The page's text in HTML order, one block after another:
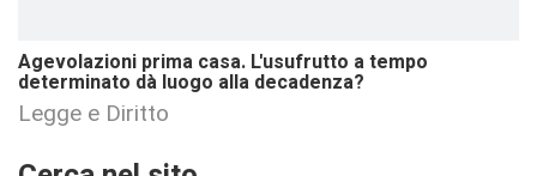
Agevolazioni prima casa. L'usufrutto a tempo
determinato dà luogo alla decadenza?
Legge e Diritto